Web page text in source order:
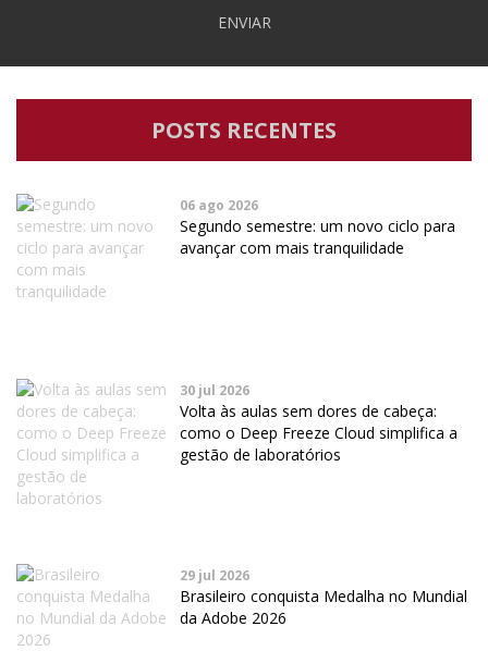
ENVIAR
POSTS RECENTES
06 ago 2026
Segundo semestre: um novo ciclo para
avançar com mais tranquilidade
30 jul 2026
Volta às aulas sem dores de cabeça:
como o Deep Freeze Cloud simplifica a
gestão de laboratórios
29 jul 2026
Brasileiro conquista Medalha no Mundial
da Adobe 2026